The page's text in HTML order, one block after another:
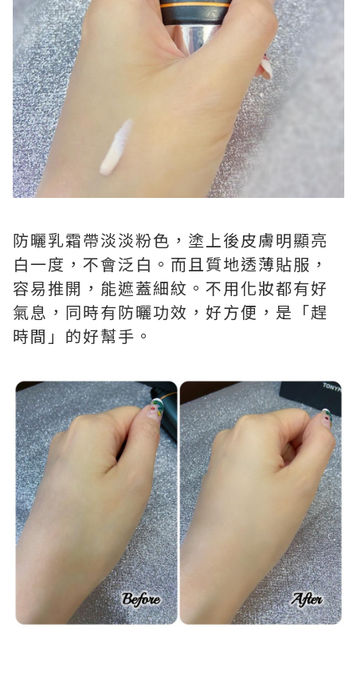
防曬乳霜帶淡淡粉色，塗上後皮膚明顯亮
白一度，不會泛白。而且質地透薄貼服，
容易推開，能遮蓋細紋。不用化妝都有好
氣息，同時有防曬功效，好方便，是「趕
時間」的好幫手。